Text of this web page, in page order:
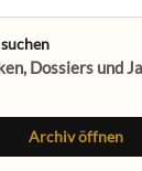
Dossiers und
Archiv öffnen